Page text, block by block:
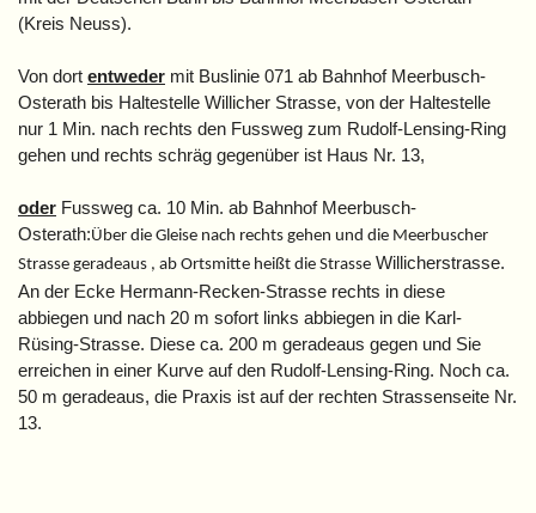
(Kreis Neuss).
Von dort entweder mit Buslinie 071 ab Bahnhof Meerbusch-
Osterath bis Haltestelle Willicher Strasse, von der Haltestelle
nur 1 Min. nach rechts den Fussweg zum Rudolf-Lensing-Ring
gehen und rechts schräg gegenüber ist Haus Nr. 13,
oder Fussweg ca. 10 Min. ab Bahnhof Meerbusch-
Osterath:Über die Gleise nach rechts gehen und die Meerbuscher
Strasse geradeaus , ab Ortsmitte heißt die Strasse Willicherstrasse.
An der Ecke Hermann-Recken-Strasse rechts in diese
abbiegen und nach 20 m sofort links abbiegen in die Karl-
Rüsing-Strasse. Diese ca. 200 m geradeaus gegen und Sie
erreichen in einer Kurve auf den Rudolf-Lensing-Ring. Noch ca.
50 m geradeaus, die Praxis ist auf der rechten Strassenseite Nr.
13.